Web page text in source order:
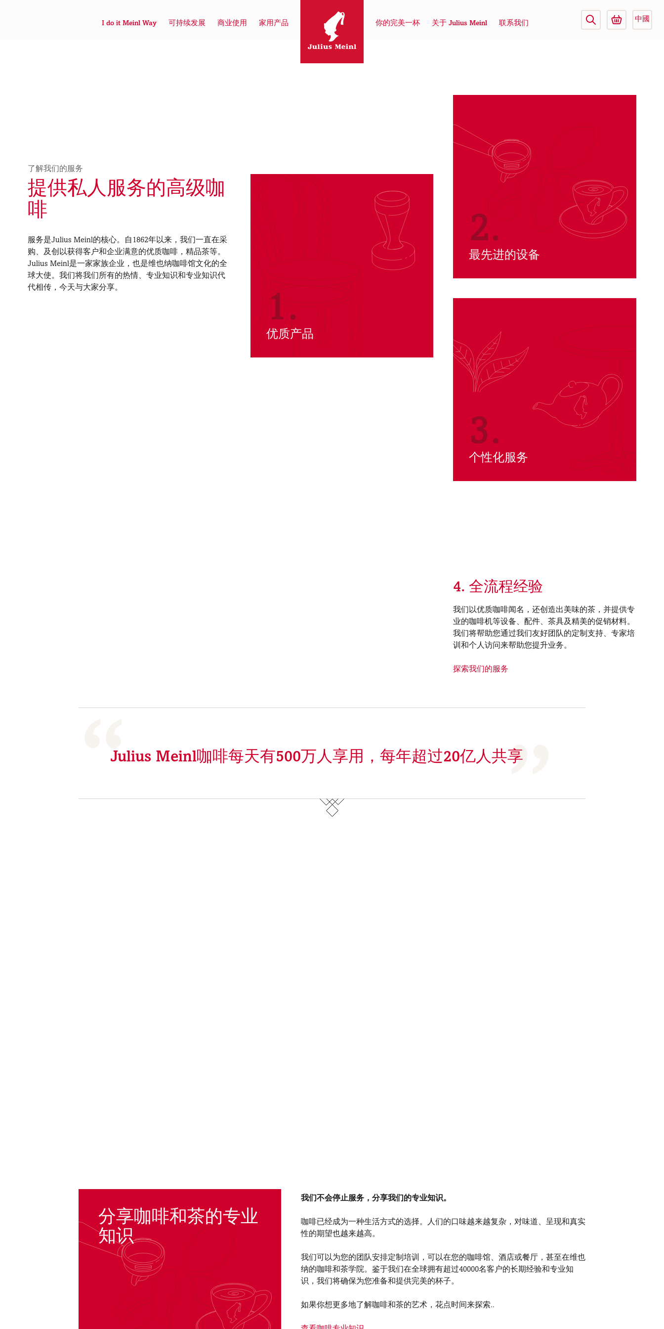
I do it Meinl Way 可持续发展 商业使用 家用产品 你的完美一杯 关于 Julius Meinl 联系我们
中國
了解我们的服务
提供私人服务的高级咖
啡
服务是Julius Meinl的核心。自1862年以来，我们一直在采
购、及创以获得客户和企业满意的优质咖啡，精品茶等。
Julius Meinl是一家家族企业，也是维也纳咖啡馆文化的全
球大使。我们将我们所有的热情、专业知识和专业知识代
代相传，今天与大家分享。
1.
优质产品
2.
最先进的设备
3.
个性化服务
4. 全流程经验
我们以优质咖啡闻名，还创造出美味的茶，并提供专
业的咖啡机等设备、配件、茶具及精美的促销材料。
我们将帮助您通过我们友好团队的定制支持、专家培
训和个人访问来帮助您提升业务。
探索我们的服务
Julius Meinl咖啡每天有500万人享用，每年超过20亿人共享
我们不会停止服务，分享我们的专业知识。
咖啡已经成为一种生活方式的选择。人们的口味越来越复杂，对味道、呈现和真实
性的期望也越来越高。
我们可以为您的团队安排定制培训，可以在您的咖啡馆、酒店或餐厅，甚至在维也
纳的咖啡和茶学院。鉴于我们在全球拥有超过40000名客户的长期经验和专业知
识，我们将确保为您准备和提供完美的杯子。
如果你想更多地了解咖啡和茶的艺术，花点时间来探索..
分享咖啡和茶的专业
知识